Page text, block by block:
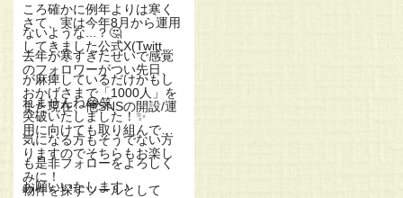
ころ確かに例年よりは寒く
ないような...？🤔
去年が寒すぎたせいで感覚
が麻痺しているだけかもし
れませんね😂笑
さて、実は今年8月から運用
してきました公式X(Twitter)
のフォロワーがつい先日、
おかげさまで「1000人」を
突破いたしました！✨
気になる方もそうでない方
も是非フォローをよろしく
お願いいたします♪
また現在、他SNSの開設/運
用に向けても取り組んでお
りますのでそちらもお楽し
みに！
物件を探すツールとして